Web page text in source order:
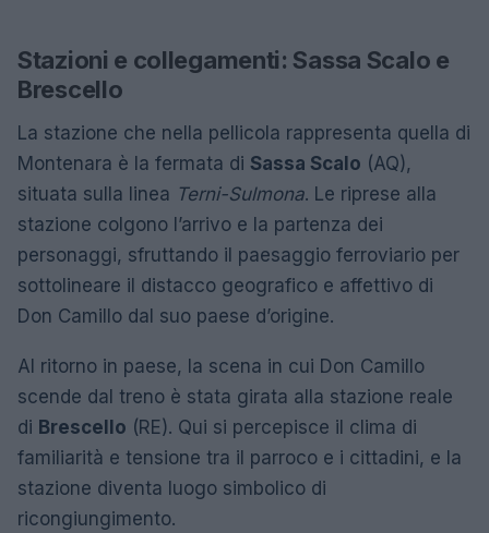
Stazioni e collegamenti: Sassa Scalo e
Brescello
La stazione che nella pellicola rappresenta quella di
Montenara è la fermata di Sassa Scalo (AQ),
situata sulla linea Terni-Sulmona. Le riprese alla
stazione colgono l’arrivo e la partenza dei
personaggi, sfruttando il paesaggio ferroviario per
sottolineare il distacco geografico e affettivo di
Don Camillo dal suo paese d’origine.
Al ritorno in paese, la scena in cui Don Camillo
scende dal treno è stata girata alla stazione reale
di Brescello (RE). Qui si percepisce il clima di
familiarità e tensione tra il parroco e i cittadini, e la
stazione diventa luogo simbolico di
ricongiungimento.